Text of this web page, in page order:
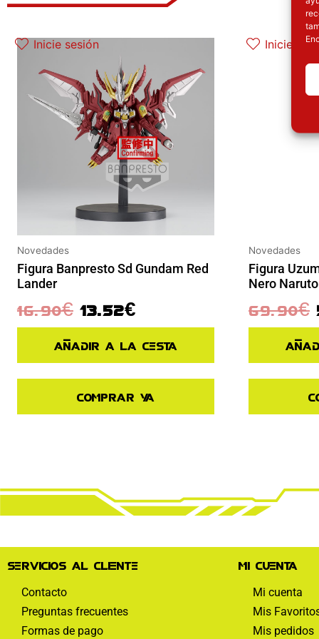
Inicie sesión
Novedades
Figura Banpresto Sd Gundam Red
Lander
16.90€ 13.52€
Añadir a la cesta
Comprar ya
Inicie
Novedades
Figura
Nero
69.90€
Servicios al cliente
Contacto
Preguntas frecuentes
Formas de pago
Mi cuenta
Mi cuenta
Mis
Mis pedidos